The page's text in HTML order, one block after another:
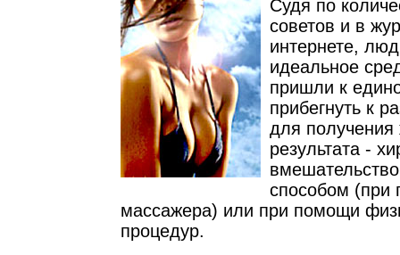
Судя по
советов и в
интернете,
идеальное
пришли к
прибегнуть к
для получения
результата -
способом (при
массажера) или при помощи
процедур.